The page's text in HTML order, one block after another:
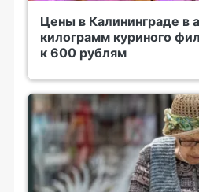
Цены в Калининграде в
килограмм куриного
к 600 рублям